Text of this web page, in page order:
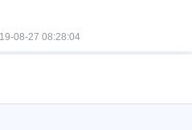
08-27 08:28:04